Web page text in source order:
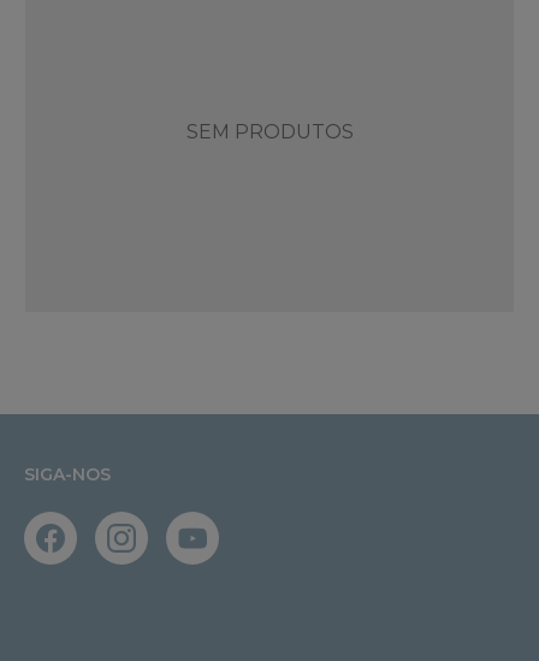
SEM PRODUTOS
SIGA-NOS